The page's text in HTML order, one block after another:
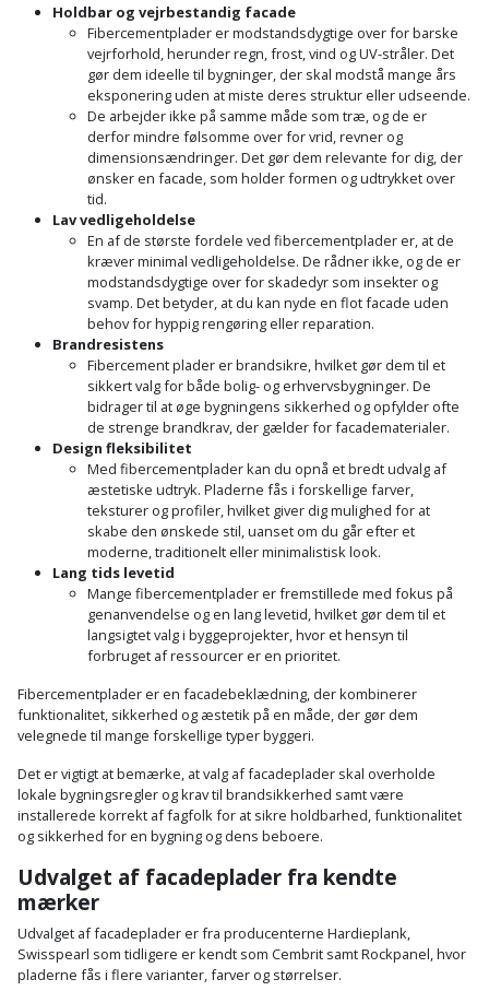
Holdbar og vejrbestandig facade
Fibercementplader er modstandsdygtige over for barske
vejrforhold, herunder regn, frost, vind og UV-stråler. Det
gør dem ideelle til bygninger, der skal modstå mange års
eksponering uden at miste deres struktur eller udseende.
De arbejder ikke på samme måde som træ, og de er
derfor mindre følsomme over for vrid, revner og
dimensionsændringer. Det gør dem relevante for dig, der
ønsker en facade, som holder formen og udtrykket over
tid.
Lav vedligeholdelse
En af de største fordele ved fibercementplader er, at de
kræver minimal vedligeholdelse. De rådner ikke, og de er
modstandsdygtige over for skadedyr som insekter og
svamp. Det betyder, at du kan nyde en flot facade uden
behov for hyppig rengøring eller reparation.
Brandresistens
Fibercement plader er brandsikre, hvilket gør dem til et
sikkert valg for både bolig- og erhvervsbygninger. De
bidrager til at øge bygningens sikkerhed og opfylder ofte
de strenge brandkrav, der gælder for facadematerialer.
Design fleksibilitet
Med fibercementplader kan du opnå et bredt udvalg af
æstetiske udtryk. Pladerne fås i forskellige farver,
teksturer og profiler, hvilket giver dig mulighed for at
skabe den ønskede stil, uanset om du går efter et
moderne, traditionelt eller minimalistisk look.
Lang tids levetid
Mange fibercementplader er fremstillede med fokus på
genanvendelse og en lang levetid, hvilket gør dem til et
langsigtet valg i byggeprojekter, hvor et hensyn til
forbruget af ressourcer er en prioritet.
Fibercementplader er en facadebeklædning, der kombinerer
funktionalitet, sikkerhed og æstetik på en måde, der gør dem
velegnede til mange forskellige typer byggeri.
Det er vigtigt at bemærke, at valg af facadeplader skal overholde
lokale bygningsregler og krav til brandsikkerhed samt være
installerede korrekt af fagfolk for at sikre holdbarhed, funktionalitet
og sikkerhed for en bygning og dens beboere.
Udvalget af facadeplader fra kendte
mærker
Udvalget af facadeplader er fra producenterne Hardieplank,
Swisspearl som tidligere er kendt som Cembrit samt Rockpanel, hvor
pladerne fås i flere varianter, farver og størrelser.